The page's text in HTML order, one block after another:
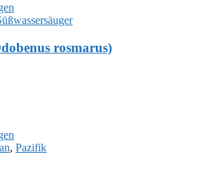
rosmarus)
, Pazifik